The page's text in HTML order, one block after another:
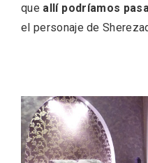
que allí podríamos
el personaje de
El Cronicón de